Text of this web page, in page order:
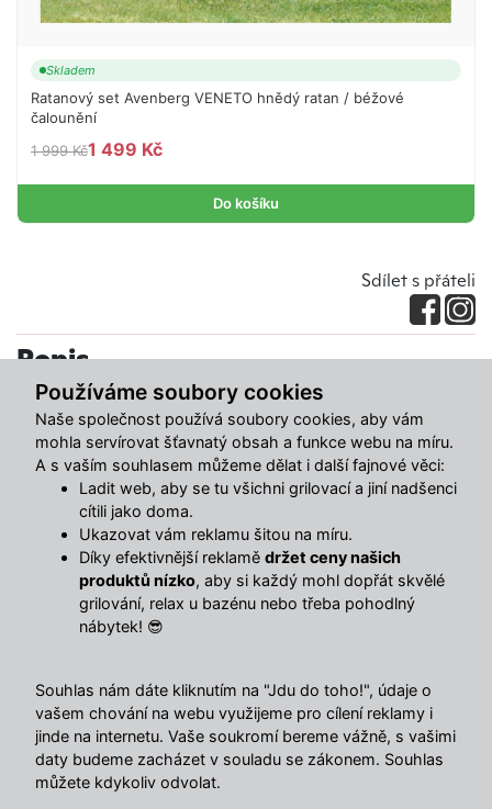
Používáme soubory cookies
Naše společnost používá soubory cookies, aby vám
mohla servírovat šťavnatý obsah a funkce webu na míru.
A s vaším souhlasem můžeme dělat i další fajnové věci:
Ladit web, aby se tu všichni grilovací a jiní nadšenci
cítili jako doma.
Ukazovat vám reklamu šitou na míru.
Díky efektivnější reklamě držet ceny našich
produktů nízko, aby si každý mohl dopřát skvělé
grilování, relax u bazénu nebo třeba pohodlný
nábytek! 😎
Souhlas nám dáte kliknutím na "Jdu do toho!", údaje o
vašem chování na webu využijeme pro cílení reklamy i
jinde na internetu. Vaše soukromí bereme vážně, s vašimi
daty budeme zacházet v souladu se zákonem. Souhlas
můžete kdykoliv odvolat.
Skladem
Ratanový set Avenberg VENETO hnědý ratan / béžové
čalounění
1 999 Kč1 499 Kč
Do košíku
Sdílet s přáteli
Popis
Luxusní ratanová sedací souprava GALIA – pohodlí a styl!
Sedací souprava GALIA v kombinacičerného ratanua
béžového čalouněníje jako dělaná pro chvíle pohody na
zahradě, terase nebo větším balkonu. Nabízí
komfortní posezení až pro 5 osob a díky promyšlené
konstrukci s úložným stolkem a sklápěcím slunečníkem
bude každý venkovní relax naprostý luxus.
Souprava obsahuje
Béžové polstry přinesou do prostoru svěží a moderní
nádech.
Součástí je i sklápěcí slunečník , který oceníte hlavně v